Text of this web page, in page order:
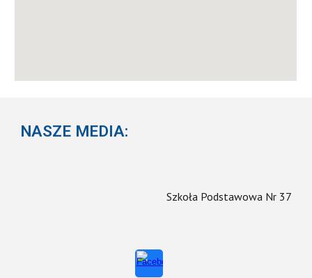
NASZE MEDIA:
Szkoła Podstawowa Nr 37